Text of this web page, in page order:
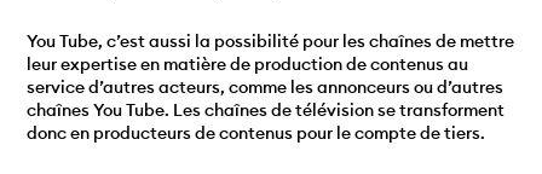
You Tube, c’est aussi la possibilité pour les chaînes de mettre
leur expertise en matière de production de contenus au
service d’autres acteurs, comme les annonceurs ou d’autres
chaînes You Tube. Les chaînes de télévision se transforment
donc en producteurs de contenus pour le compte de tiers.